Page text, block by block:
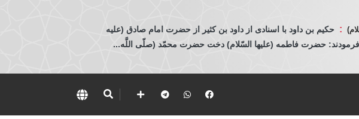
: حكيم بن داود با اسنادی از داود بن كثير از حضرت امام صادق (عليه
حضرت فاطمه (عليها السّلام) دخت حضرت محمّد (صلّى اللَّه...